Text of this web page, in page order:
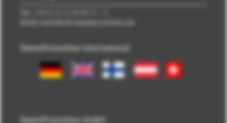
EMail: vertrieb\@\sweetpromotion.de
SweetPromotion international
SweetPromotion GmbH